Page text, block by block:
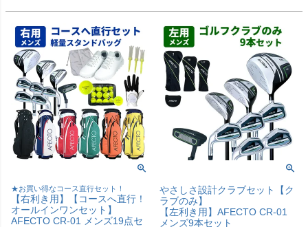
★お買い得なコース直行セット！
【右利き用】【コースへ直行！
オールインワンセット】
AFECTO CR-01 メンズ19点セ
やさしさ設計クラブセット【ク
ラブのみ】
【左利き用】AFECTO CR-01
メンズ9本セット